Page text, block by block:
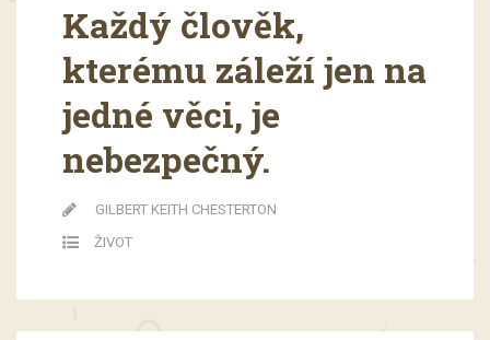
Každý člověk,
kterému záleží jen na
jedné věci, je
nebezpečný.
GILBERT KEITH CHESTERTON
ŽIVOT